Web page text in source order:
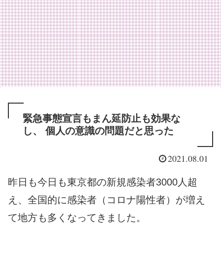
緊急事態宣言もまん延防止も効果な
し、 個人の意識の問題だと思った
2021.08.01
昨日も今日も東京都の新規感染者3000人超
え、全国的に感染者（コロナ陽性者）が増え
て地方も多くなってきました。